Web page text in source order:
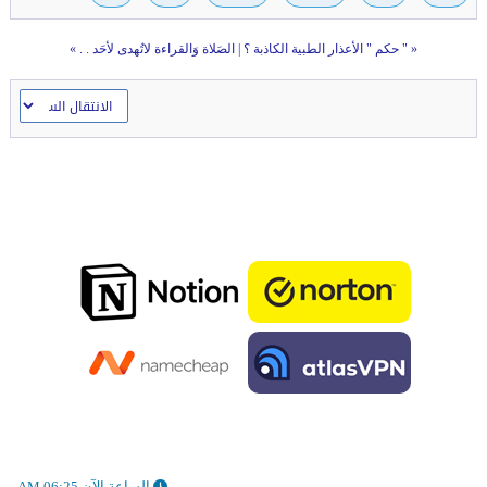
« " حكم " الأعذار الطبية الكاذبة ؟ الصَلاة وَالقراءة لاتُهدى لأحَد . . »